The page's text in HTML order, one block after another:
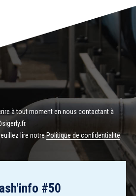
à tout moment en nous contactant à
lire notrePolitique de confidentialité.
#50